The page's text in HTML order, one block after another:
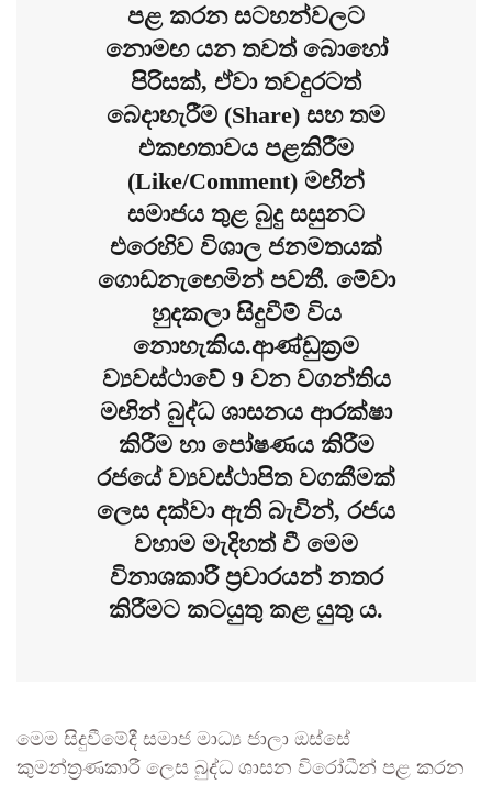
පළ කරන සටහන්වලට
නොමඟ යන තවත් බොහෝ
පිරිසක්, ඒවා තවදුරටත්
බෙදාහැරීම (Share) සහ තම
එකඟතාවය පළකිරීම
(Like/Comment) මඟින්
සමාජය තුළ බුදු සසුනට
එරෙහිව විශාල ජනමතයක්
ගොඩනැඟෙමින් පවතී. මේවා
හුදකලා සිදුවීම් විය
නොහැකිය.ආණ්ඩුක්‍රම
ව්‍යවස්ථාවේ 9 වන වගන්තිය
මඟින් බුද්ධ ශාසනය ආරක්ෂා
කිරීම හා පෝෂණය කිරීම
රජයේ ව්‍යවස්ථාපිත වගකීමක්
ලෙස දක්වා ඇති බැවින්, රජය
වහාම මැදිහත් වී මෙම
විනාශකාරී ප්‍රචාරයන් නතර
කිරීමට කටයුතු කළ යුතු ය.
මෙම සිදුවීමේදී සමාජ මාධ්‍ය ජාලා ඔස්සේ
කුමන්ත්‍රණකාරී ලෙස බුද්ධ ශාසන විරෝධීන් පළ කරන